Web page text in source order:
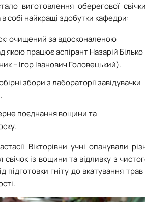
виготовлення оберегової
собі найкращі здобутки кафедри:
очищений за вдосконаленою
якою працює аспірант Назарій Білько
– Ігор Іванович Головецький).
збори з лабораторії завідувачки
поєднання вощини та
Вікторівни учні опанували
свічок із вощини та відливку з
підготовки гніту до вкатування трав